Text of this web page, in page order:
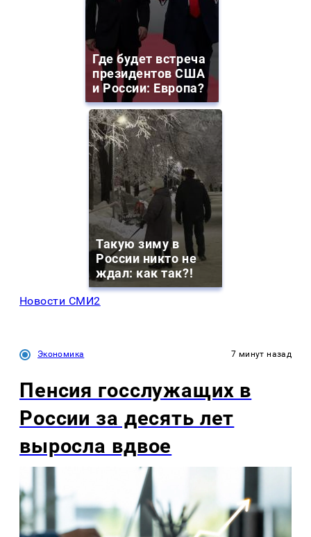
Где будет встреча
президентов США
и России: Европа?
Такую зиму в
России никто не
ждал: как так?!
Новости СМИ2
Экономика 7 минут назад
Пенсия госслужащих в
России за десять лет
выросла вдвое